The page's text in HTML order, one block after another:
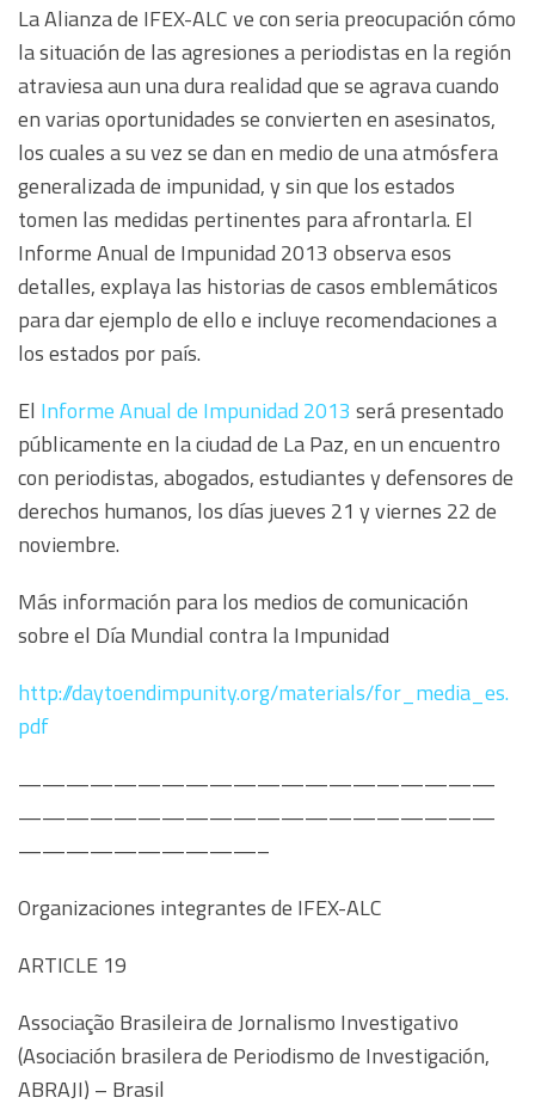
La Alianza de IFEX-ALC ve con seria preocupación cómo
la situación de las agresiones a periodistas en la región
atraviesa aun una dura realidad que se agrava cuando
en varias oportunidades se convierten en asesinatos,
los cuales a su vez se dan en medio de una atmósfera
generalizada de impunidad, y sin que los estados
tomen las medidas pertinentes para afrontarla. El
Informe Anual de Impunidad 2013 observa esos
detalles, explaya las historias de casos emblemáticos
para dar ejemplo de ello e incluye recomendaciones a
los estados por país.
El Informe Anual de Impunidad 2013 será presentado
públicamente en la ciudad de La Paz, en un encuentro
con periodistas, abogados, estudiantes y defensores de
derechos humanos, los días jueves 21 y viernes 22 de
noviembre.
Más información para los medios de comunicación
sobre el Día Mundial contra la Impunidad
http://daytoendimpunity.org/materials/for_media_es.
pdf
————————————————————
————————————————————
——————————–
Organizaciones integrantes de IFEX-ALC
ARTICLE 19
Associação Brasileira de Jornalismo Investigativo
(Asociación brasilera de Periodismo de Investigación,
ABRAJI) – Brasil